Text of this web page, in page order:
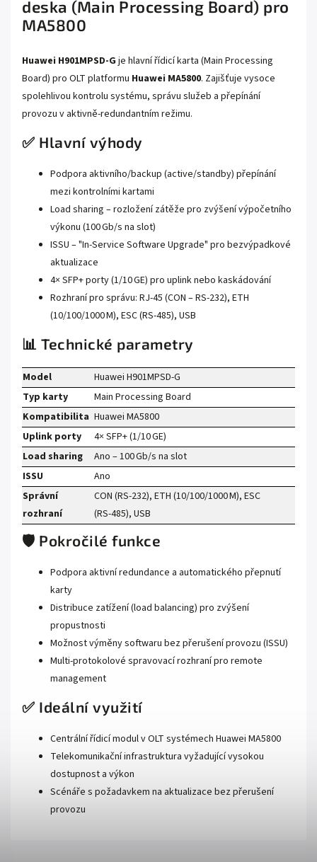
deska (Main Processing Board) pro
MA5800
Huawei H901MPSD‑G je hlavní řídicí karta (Main Processing
Board) pro OLT platformu Huawei MA5800. Zajišťuje vysoce
spolehlivou kontrolu systému, správu služeb a přepínání
provozu v aktivně-redundantním režimu.
✅ Hlavní výhody
Podpora aktivního/backup (active/standby) přepínání
mezi kontrolními kartami
Load sharing – rozložení zátěže pro zvýšení výpočetního
výkonu (100 Gb/s na slot)
ISSU – "In-Service Software Upgrade" pro bezvýpadkové
aktualizace
4× SFP+ porty (1/10 GE) pro uplink nebo kaskádování
Rozhraní pro správu: RJ‑45 (CON – RS‑232), ETH
(10/100/1000 M), ESC (RS‑485), USB
📊 Technické parametry
Model
Huawei H901MPSD‑G
Typ karty
Main Processing Board
Kompatibilita Huawei MA5800
Uplink porty
4× SFP+ (1/10 GE)
Load sharing
Ano – 100 Gb/s na slot
ISSU
Ano
Správní
rozhraní
CON (RS‑232), ETH (10/100/1000 M), ESC
(RS‑485), USB
🛡️ Pokročilé funkce
Podpora aktivní redundance a automatického přepnutí
karty
Distribuce zatížení (load balancing) pro zvýšení
propustnosti
Možnost výměny softwaru bez přerušení provozu (ISSU)
Multi-protokolové spravovací rozhraní pro remote
management
✅ Ideální využití
Centrální řídicí modul v OLT systémech Huawei MA5800
Telekomunikační infrastruktura vyžadující vysokou
dostupnost a výkon
Scénáře s požadavkem na aktualizace bez přerušení
provozu